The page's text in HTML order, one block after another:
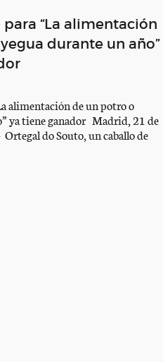
para “La alimentación
durante un año”
alimentación de un potro o
ya tiene ganador Madrid, 21 de
do Souto, un caballo de
del sorteo Pavo para la